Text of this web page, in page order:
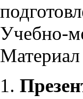
Учебно-
Материал